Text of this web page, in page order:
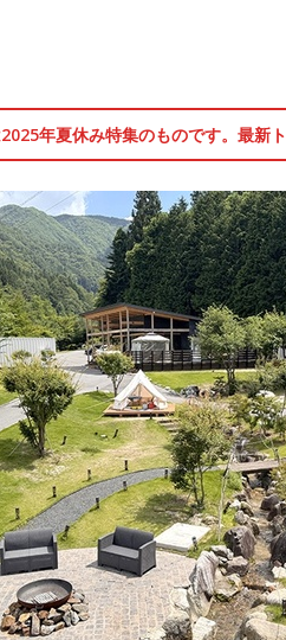
年夏休み特集のものです。最新